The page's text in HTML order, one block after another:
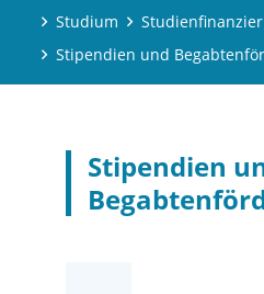
Studium
Stipendien und
Stipendien